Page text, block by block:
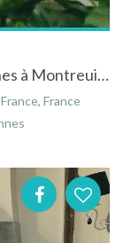
Location appartement pour 2 personnes à Montreuil près de Paris
France